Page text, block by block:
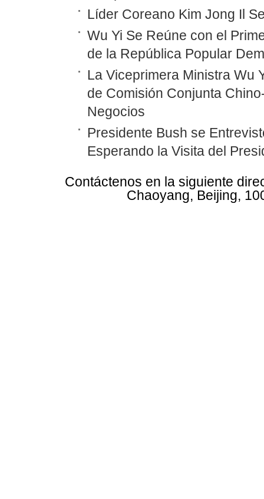
Líder Coreano Kim Jong Il
Wu Yi Se Reúne con el
de la República Popular
La Viceprimera Ministra Wu
de Comisión Conjunta
Negocios
Presidente Bush se
Esperando la Visita del
Contáctenos en la siguiente
Chaoyang, Beijing,